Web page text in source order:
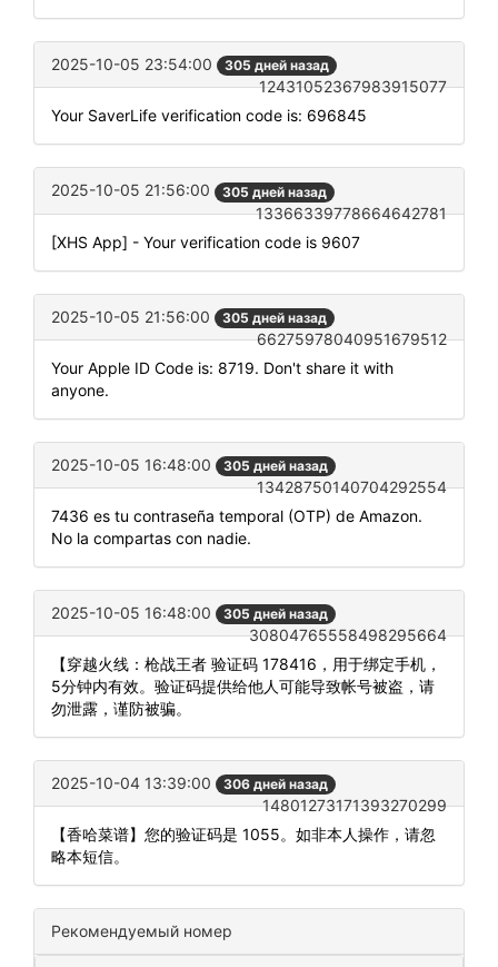
2025-10-05 23:54:00 305 дней назад
12431052367983915077
Your SaverLife verification code is: 696845
2025-10-05 21:56:00 305 дней назад
13366339778664642781
[XHS App] - Your verification code is 9607
2025-10-05 21:56:00 305 дней назад
66275978040951679512
Your Apple ID Code is: 8719. Don't share it with
anyone.
2025-10-05 16:48:00 305 дней назад
13428750140704292554
7436 es tu contraseña temporal (OTP) de Amazon.
No la compartas con nadie.
2025-10-05 16:48:00 305 дней назад
30804765558498295664
【穿越火线：枪战王者 验证码 178416，用于绑定手机，
5分钟内有效。验证码提供给他人可能导致帐号被盗，请
勿泄露，谨防被骗。
2025-10-04 13:39:00 306 дней назад
14801273171393270299
【香哈菜谱】您的验证码是 1055。如非本人操作，请忽
略本短信。
Рекомендуемый номер